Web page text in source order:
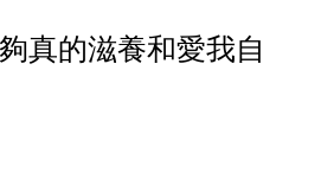
真的滋養和愛我自